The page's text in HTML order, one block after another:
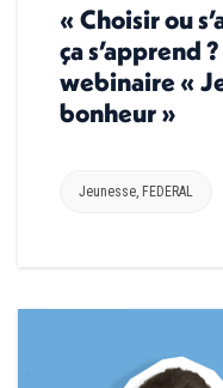
« Choisir ou
ça s’apprend
webinaire «
bonheur »
Jeunesse FEDERAL